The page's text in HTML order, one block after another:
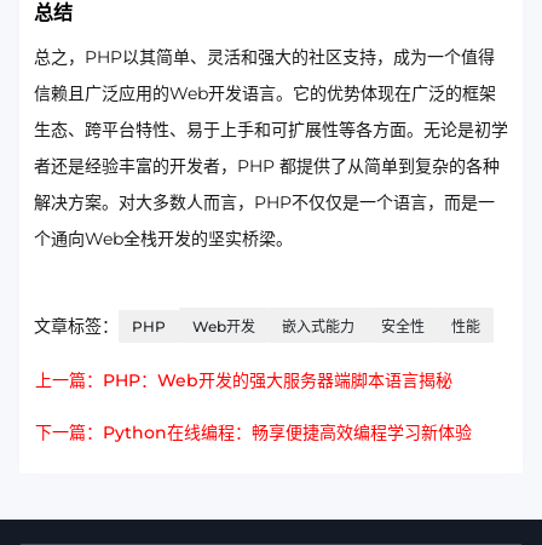
总结
总之，PHP以其简单、灵活和强大的社区支持，成为一个值得
信赖且广泛应用的Web开发语言。它的优势体现在广泛的框架
生态、跨平台特性、易于上手和可扩展性等各方面。无论是初学
者还是经验丰富的开发者，PHP 都提供了从简单到复杂的各种
解决方案。对大多数人而言，PHP不仅仅是一个语言，而是一
个通向Web全栈开发的坚实桥梁。
文章标签： PHP Web开发 嵌入式能力 安全性 性能
上一篇：PHP：Web开发的强大服务器端脚本语言揭秘
下一篇：Python在线编程：畅享便捷高效编程学习新体验